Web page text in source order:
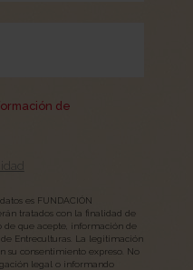
de
es FUNDACIÓN
tratados con la finalidad de
de que acepte, información de
Entreculturas. La legitimación
su consentimiento expreso. No
legal o informando